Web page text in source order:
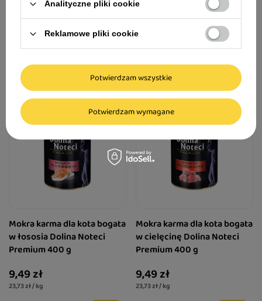
82,24 zł / kg
Najniższa cena produktu w okresie 30
-17%
23,73 zł / kg
Mokra karma dla kota bogata
w łososia Dolina Noteci
Premium 400 g
9,49 zł
23,73 zł / kg
Mokra karma dla kota bogata
w cielęcinę Dolina Noteci
Premium 400 g
9,49 zł
23,73 zł / kg
Analityczne pliki cookie
Reklamowe pliki cookie
Potwierdzam wymagane
Potwierdzam wszystkie